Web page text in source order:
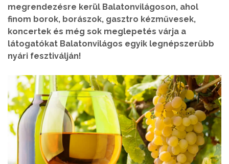
megrendezésre kerül Balatonvilágoson, ahol
finom borok, borászok, gasztro kézművesek,
koncertek és még sok meglepetés várja a
látogatókat Balatonvilágos egyik legnépszerűbb
nyári fesztiválján!